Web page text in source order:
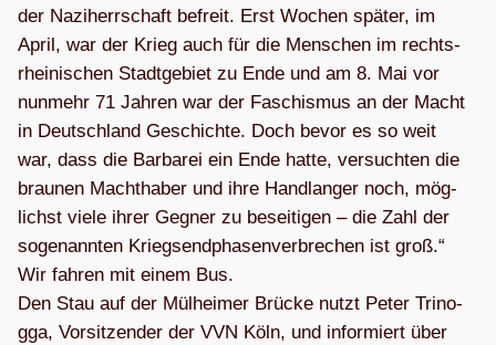
der Nazi­herr­schaft befreit. Erst Wochen spä­ter, im
April, war der Krieg auch für die Men­schen im rechts­
rhei­ni­schen Stadt­ge­biet zu Ende und am 8. Mai vor
nun­mehr 71 Jah­ren war der Faschis­mus an der Macht
in Deutsch­land Geschichte. Doch bevor es so weit
war, dass die Bar­ba­rei ein Ende hatte, ver­such­ten die
brau­nen Macht­ha­ber und ihre Hand­lan­ger noch, mög­
lichst viele ihrer Geg­ner zu besei­ti­gen – die Zahl der
soge­nann­ten Kriegs­end­pha­sen­ver­bre­chen ist groß.“
Wir fah­ren mit einem Bus.
Den Stau auf der Mül­hei­mer Brü­cke nutzt Peter Tri­no­
gga, Vor­sit­zen­der der VVN Köln, und infor­miert über